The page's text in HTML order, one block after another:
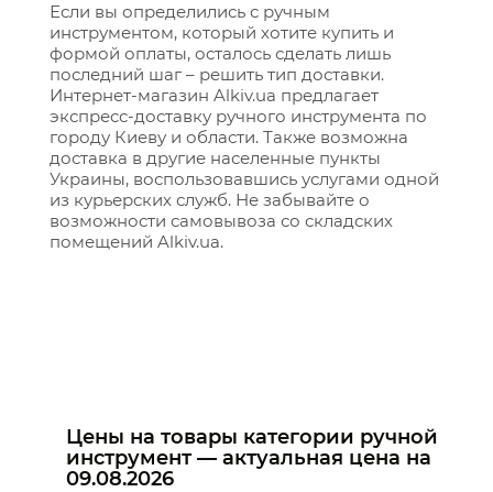
Если вы определились с ручным
инструментом, который хотите купить и
формой оплаты, осталось сделать лишь
последний шаг – решить тип доставки.
Интернет-магазин Alkiv.ua предлагает
экспресс-доставку ручного инструмента по
городу Киеву и области. Также возможна
доставка в другие населенные пункты
Украины, воспользовавшись услугами одной
из курьерских служб. Не забывайте о
возможности самовывоза со складских
помещений Alkiv.ua.
Цены на товары категории ручной
инструмент — актуальная цена на
09.08.2026